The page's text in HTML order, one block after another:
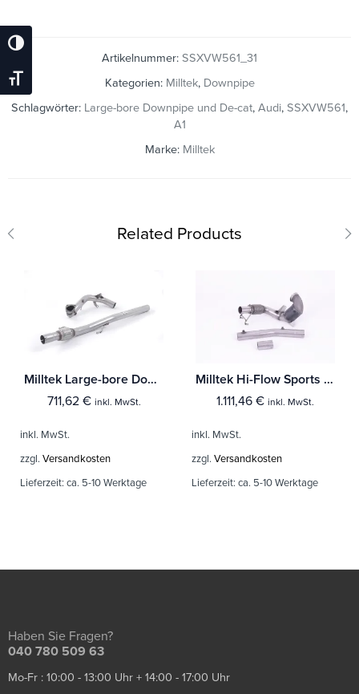
Umschalten Auf Hohe Kontraste
Schrift Vergrößern
Artikelnummer: SSXVW561_31
Kategorien: Milltek, Downpipe
Schlagwörter: Large-bore Downpipe und De-cat, Audi, SSXVW561,
A1
Marke: Milltek
Related Products
Milltek Large-bore Downpipe und De-cat Audi A1 1.4 TFSI S line 185PS S tronic
711,62 € inkl. MwSt.
inkl. MwSt.
zzgl. Versandkosten
Lieferzeit: ca. 5-10 Werktage
Milltek Hi-Flow Sports Cat und Downpipe Audi A1 40TFSI 5-Türer 2.0 (200PS) mit OPF/GPF
1.111,46 € inkl. MwSt.
inkl. MwSt.
zzgl. Versandkosten
Lieferzeit: ca. 5-10 Werktage
Haben Sie Fragen?
040 780 509 63
Mo-Fr : 10:00 - 13:00 Uhr + 14:00 - 17:00 Uhr